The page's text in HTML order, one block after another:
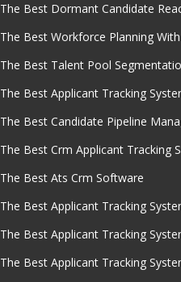
The Best Dormant Candidate
The Best Workforce Planning
The Best Talent Pool
The Best Applicant Tracking
The Best Candidate Pipeline
The Best Crm Applicant Tracking
The Best Ats Crm Software
The Best Applicant Tracking
The Best Applicant Tracking
The Best Applicant Tracking